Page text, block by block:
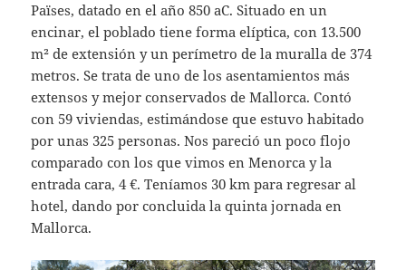
Païses, datado en el año 850 aC. Situado en un
encinar, el poblado tiene forma elíptica, con 13.500
m² de extensión y un perímetro de la muralla de 374
metros. Se trata de uno de los asentamientos más
extensos y mejor conservados de Mallorca. Contó
con 59 viviendas, estimándose que estuvo habitado
por unas 325 personas. Nos pareció un poco flojo
comparado con los que vimos en Menorca y la
entrada cara, 4 €. Teníamos 30 km para regresar al
hotel, dando por concluida la quinta jornada en
Mallorca.